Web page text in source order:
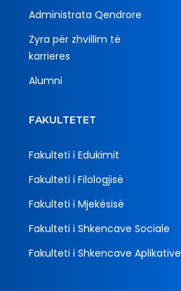
Administrata Qendrore
Zyra për zhvillim të
karrieres
Alumni
FAKULTETET
Fakulteti i Edukimit
Fakulteti i Filologjisë
Fakulteti i Mjekësisë
Fakulteti i Shkencave Sociale
Fakulteti i Shkencave Aplikative